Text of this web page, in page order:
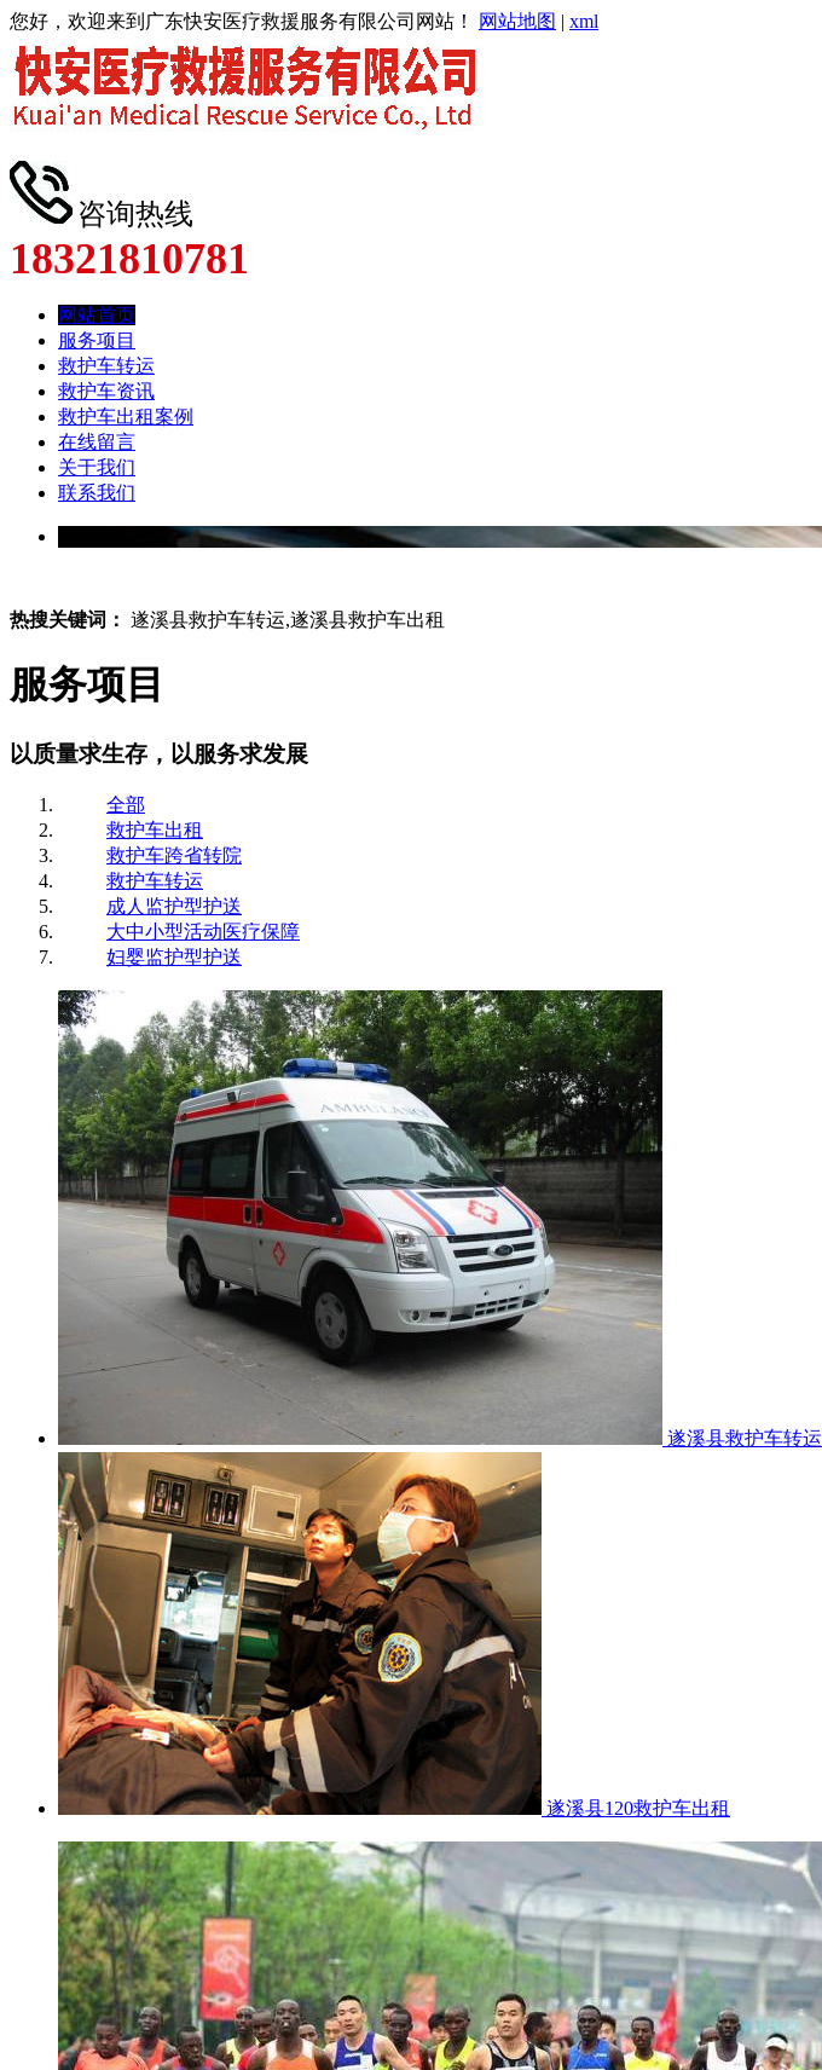
您好，欢迎来到广东快安医疗救援服务有限公司网站！ 网站地图 | xml
咨询热线
18321810781
网站首页
服务项目
救护车转运
救护车资讯
救护车出租案例
在线留言
关于我们
联系我们
热搜关键词： 遂溪县救护车转运,遂溪县救护车出租
服务项目
以质量求生存，以服务求发展
全部
救护车出租
救护车跨省转院
救护车转运
成人监护型护送
大中小型活动医疗保障
妇婴监护型护送
遂溪县救护车转运
遂溪县120救护车出租